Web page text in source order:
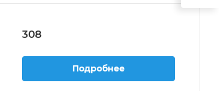
308
Подробнее